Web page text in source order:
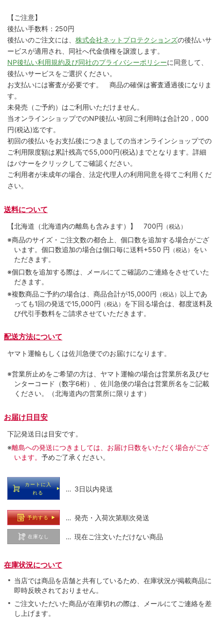
【ご注意】
後払い手数料：250円
後払いのご注文には、 株式会社ネットプロテクションズの後払いサ
ービスが適用され、同社へ代金債権を譲渡します。
NP後払い利用規約及び同社のプライバシーポリシーに同意して、
後払いサービスをご選択ください。
お支払いには審査が必要です。 商品の確保は審査通過後になりま
す。
未発売（ご予約）はご利用いただけません。
当オンラインショップでのNP後払い初回ご利用時は合計20，000
円(税込)迄です。
初回の後払いをお支払後につきましての当オンラインショップでの
ご利用限度額は累計残高で55,000円(税込)までとなります。詳細
はバナーをクリックしてご確認ください。
ご利用者が未成年の場合、法定代理人の利用同意を得てご利用くだ
さい。
送料について
【北海道（北海道内の離島も含みます）】 700円 （税込）
※商品のサイズ・ご注文数の都合上、個口数を追加する場合がござ
います。個口数追加の場合は個口毎に送料+550 円 （税込） をい
ただきます。
※個口数を追加する際は、メールにてご確認のご連絡をさせていた
だきます。
※複数商品ご予約の場合は、商品合計が15,000円 （税込） 以上であ
っても1回の発送で15,000円 （税込） を下回る場合は、都度送料及
び代引手数料をご請求させていただきます。
配送方法について
ヤマト運輸もしくは佐川急便でのお届けになります。
※営業所止めをご希望の方は、ヤマト運輸の場合は営業所名及びセ
ンターコード（数字6桁）、佐川急便の場合は営業所名をご記載
ください。（北海道内の営業所に限ります）
お届け日目安
下記発送日は目安です。
※離島への発送につきましては、お届け日数をいただく場合がござ
います。 予めご了承ください。
カートに入
れる
… 3日以内発送
予約する … 発売・入荷次第順次発送
在庫なし … 現在ご注文いただけない商品
在庫状況について
当店では商品を店舗と共有しているため、在庫状況が掲載商品に
即時反映されておりません。
ご注文いただいた商品が在庫切れの際は、メールにてご連絡を差
し上げます。